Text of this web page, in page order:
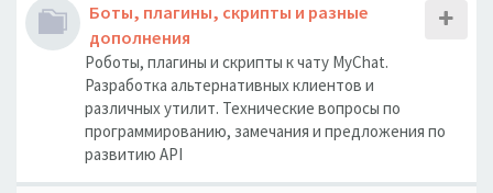
Боты, плагины, скрипты и разные
дополнения
Роботы, плагины и скрипты к чату MyChat.
Разработка альтернативных клиентов и
различных утилит. Технические вопросы по
программированию, замечания и предложения по
развитию API